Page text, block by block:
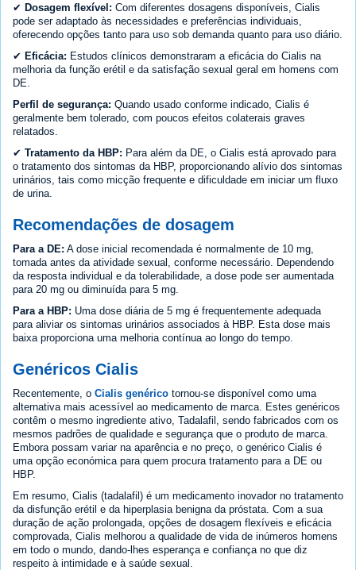
✔ Dosagem flexível: Com diferentes dosagens disponíveis, Cialis
pode ser adaptado às necessidades e preferências individuais,
oferecendo opções tanto para uso sob demanda quanto para uso diário.
✔ Eficácia: Estudos clínicos demonstraram a eficácia do Cialis na
melhoria da função erétil e da satisfação sexual geral em homens com
DE.
Perfil de segurança: Quando usado conforme indicado, Cialis é
geralmente bem tolerado, com poucos efeitos colaterais graves
relatados.
✔ Tratamento da HBP: Para além da DE, o Cialis está aprovado para
o tratamento dos sintomas da HBP, proporcionando alívio dos sintomas
urinários, tais como micção frequente e dificuldade em iniciar um fluxo
de urina.
Recomendações de dosagem
Para a DE: A dose inicial recomendada é normalmente de 10 mg,
tomada antes da atividade sexual, conforme necessário. Dependendo
da resposta individual e da tolerabilidade, a dose pode ser aumentada
para 20 mg ou diminuída para 5 mg.
Para a HBP: Uma dose diária de 5 mg é frequentemente adequada
para aliviar os sintomas urinários associados à HBP. Esta dose mais
baixa proporciona uma melhoria contínua ao longo do tempo.
Genéricos Cialis
Recentemente, o Cialis genérico tornou-se disponível como uma
alternativa mais acessível ao medicamento de marca. Estes genéricos
contêm o mesmo ingrediente ativo, Tadalafil, sendo fabricados com os
mesmos padrões de qualidade e segurança que o produto de marca.
Embora possam variar na aparência e no preço, o genérico Cialis é
uma opção económica para quem procura tratamento para a DE ou
HBP.
Em resumo, Cialis (tadalafil) é um medicamento inovador no tratamento
da disfunção erétil e da hiperplasia benigna da próstata. Com a sua
duração de ação prolongada, opções de dosagem flexíveis e eficácia
comprovada, Cialis melhorou a qualidade de vida de inúmeros homens
em todo o mundo, dando-lhes esperança e confiança no que diz
respeito à intimidade e à saúde sexual.